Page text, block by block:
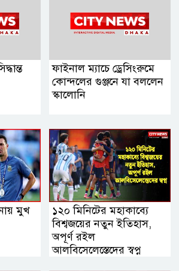
ফাইনাল ম্যাচে ড্রেসিংরুমে
কোন্দলের গুঞ্জনে যা বললেন
স্কালোনি
মুখ
১২০ মিনিটের মহাকাব্যে
বিশ্বজয়ের নতুন ইতিহাস,
অপূর্ণ রইল
আলবিসেলেস্তেদের স্বপ্ন